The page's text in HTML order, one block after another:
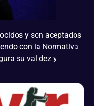
y son aceptados
con la Normativa
su validez y